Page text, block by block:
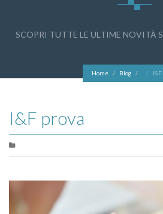
SCOPRI TUTTE LE ULTIME NOVITÀ
Home Blog I&F
I&F prova